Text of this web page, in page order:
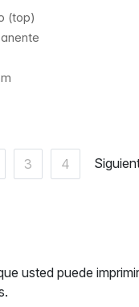
(top)
3 4
usted puede